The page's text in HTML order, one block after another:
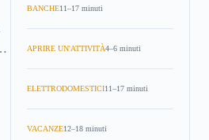
BANCHE11–17 minuti
APRIRE UN'ATTIVITÀ4–6 minuti
ELETTRODOMESTICI11–17 minuti
VACANZE12–18 minuti